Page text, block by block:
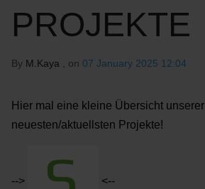
PROJEKTE
By M.Kaya , on 07 January 2025 12:04
Hier mal eine kleine Übersicht unserer
neuesten/aktuellsten Projekte!
--> <--